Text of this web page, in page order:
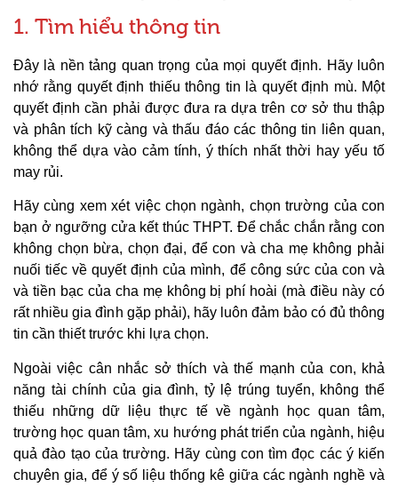
1. Tìm hiểu thông tin
Đây là nền tảng quan trọng của mọi quyết định. Hãy luôn
nhớ rằng quyết định thiếu thông tin là quyết định mù. Một
quyết định cần phải được đưa ra dựa trên cơ sở thu thập
và phân tích kỹ càng và thấu đáo các thông tin liên quan,
không thể dựa vào cảm tính, ý thích nhất thời hay yếu tố
may rủi.
Hãy cùng xem xét việc chọn ngành, chọn trường của con
bạn ở ngưỡng cửa kết thúc THPT. Để chắc chắn rằng con
không chọn bừa, chọn đại, để con và cha mẹ không phải
nuối tiếc về quyết định của mình, để công sức của con và
và tiền bạc của cha mẹ không bị phí hoài (mà điều này có
rất nhiều gia đình gặp phải), hãy luôn đảm bảo có đủ thông
tin cần thiết trước khi lựa chọn.
Ngoài việc cân nhắc sở thích và thế mạnh của con, khả
năng tài chính của gia đình, tỷ lệ trúng tuyển, không thể
thiếu những dữ liệu thực tế về ngành học quan tâm,
trường học quan tâm, xu hướng phát triển của ngành, hiệu
quả đào tạo của trường. Hãy cùng con tìm đọc các ý kiến
chuyên gia, để ý số liệu thống kê giữa các ngành nghề và